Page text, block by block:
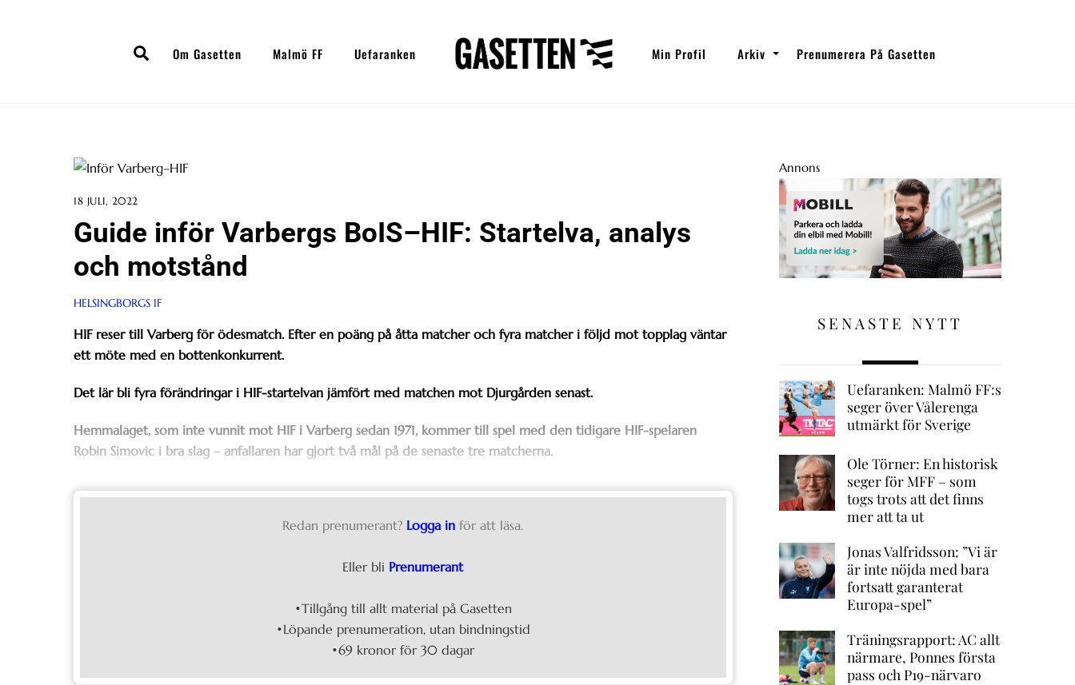
SearchOm Gasetten Malmö FF Uefaranken Min Profil Arkiv Prenumerera På Gasetten
18 JULI, 2022
Guide inför Varbergs BoIS–HIF: Startelva, analys
och motstånd
HELSINGBORGS IF
HIF reser till Varberg för ödesmatch. Efter en poäng på åtta matcher och fyra matcher i följd mot topplag väntar
ett möte med en bottenkonkurrent.
Det lär bli fyra förändringar i HIF-startelvan jämfört med matchen mot Djurgården senast.
Hemmalaget, som inte vunnit mot HIF i Varberg sedan 1971, kommer till spel med den tidigare HIF-spelaren
Robin Simovic i bra slag – anfallaren har gjort två mål på de senaste tre matcherna.
Redan prenumerant? Logga in för att läsa.
Eller bli Prenumerant
•Tillgång till allt material på Gasetten
•Löpande prenumeration, utan bindningstid
•69 kronor för 30 dagar
Annons
SENASTE NYTT
Uefaranken: Malmö FF:s
seger över Vålerenga
utmärkt för Sverige
Ole Törner: En historisk
seger för MFF – som
togs trots att det finns
mer att ta ut
Jonas Valfridsson: ”Vi är
är inte nöjda med bara
fortsatt garanterat
Europa-spel”
Träningsrapport: AC allt
närmare, Ponnes första
pass och P19-närvaro